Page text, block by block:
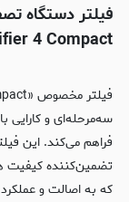
4 Compact
سه‌مرحله‌ای و کارایی
فراهم می‌کند. این
تضمین‌کننده کیفیت
که به اصالت و